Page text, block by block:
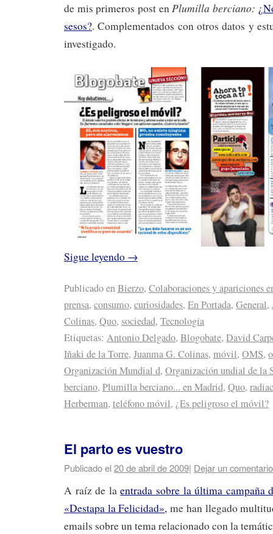
de mis primeros post enPlumilla berciano:
sesos?. Complementados con otros datos y
investigado.
Sigue leyendo →
Publicado enBierzo, Colaboraciones y apariciones
prensa, consumo, curiosidades, En Portada, General,
Colinas, Quo, sociedad, Tecnología
Etiquetas: Antonio Delgado, Blogobate, David
Iñaki de la Torre, Juanma G. Colinas, móvil, OMS,
Organización Mundial d, Organización undial de la
berciano, Plumilla berciano... en Madrid, Quo,
Herberman, teléfono móvil, ¿Es peligroso el móvil?
El parto es vuestro
Publicado el20 de abril de 2009| Dejar un comentario
A raíz de laentrada sobre la última campaña
«Destapa la Felicidad», me han llegado
emails sobre un tema relacionado con la